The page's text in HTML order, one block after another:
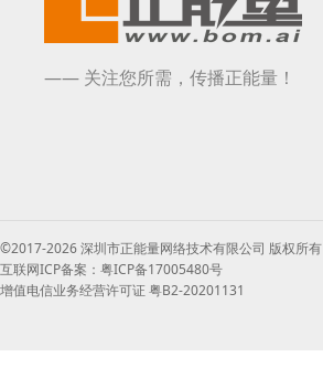
—— 关注您所需，传播正能量！
©2017-2026 深圳市正能量网络技术有限公司 版权所有
互联网ICP备案：粤ICP备17005480号
增值电信业务经营许可证 粤B2-20201131